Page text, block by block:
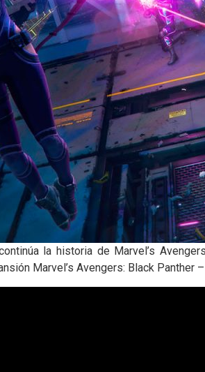
la historia de Marvel’s
Marvel’s Avengers: Black Panther